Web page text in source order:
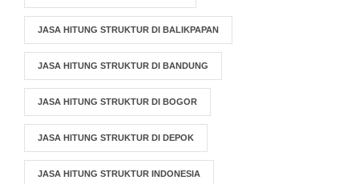
JASA HITUNG STRUKTUR DI BALIKPAPAN
JASA HITUNG STRUKTUR DI BANDUNG
JASA HITUNG STRUKTUR DI BOGOR
JASA HITUNG STRUKTUR DI DEPOK
JASA HITUNG STRUKTUR INDONESIA